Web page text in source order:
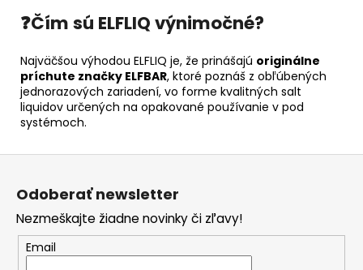
❓Čím sú ELFLIQ výnimočné?
Najväčšou výhodou ELFLIQ je, že prinášajú originálne
príchute značky ELFBAR, ktoré poznáš z obľúbených
jednorazových zariadení, vo forme kvalitných salt
liquidov určených na opakované používanie v pod
systémoch.
Z
Odoberať newsletter
Nezmeškajte žiadne novinky či zľavy!
Email